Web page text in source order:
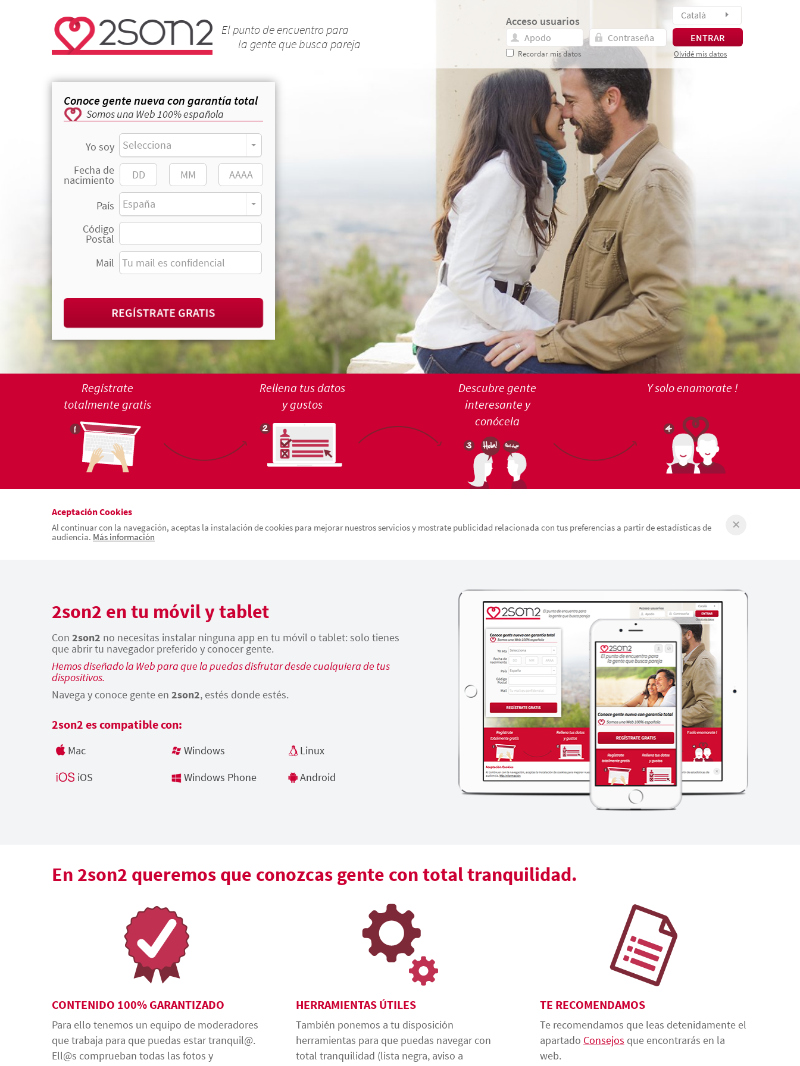
El punto de encuentro para
la gente que busca pareja
Acceso usuarios
Recordar mis datos
Català
ENTRAR
Olvidé mis datos
Conoce gente nueva con garantía total
Somos una Web 100% española
Yo soy
Selecciona
Fecha de
nacimiento
País
España
Código
Postal
Mail
REGÍSTRATE GRATIS
Regístrate
totalmente gratis
Rellena tus datos
y gustos
Descubre gente
interesante y
conócela
Y solo enamorate !
Aceptación Cookies
Al continuar con la navegación, aceptas la instalación de cookies para mejorar nuestros servicios y mostrate publicidad relacionada con tus preferencias a partir de estadísticas de
audiencia. Más información
2son2 en tu móvil y tablet
Con 2son2 no necesitas instalar ninguna app en tu móvil o tablet: solo tienes
que abrir tu navegador preferido y conocer gente.
Hemos diseñado la Web para que la puedas disfrutar desde cualquiera de tus
dispositivos.
Navega y conoce gente en 2son2, estés donde estés.
2son2 es compatible con:
Mac Windows
Linux
iOS
Windows Phone Android
En 2son2 queremos que conozcas gente con total tranquilidad.
CONTENIDO 100% GARANTIZADO
Para ello tenemos un equipo de moderadores
que trabaja para que puedas estar tranquil@.
Ell@s comprueban todas las fotos y
HERRAMIENTAS ÚTILES
También ponemos a tu disposición
herramientas para que puedas navegar con
total tranquilidad (lista negra, aviso a
TE RECOMENDAMOS
Te recomendamos que leas detenidamente el
apartado Consejos que encontrarás en la
web.